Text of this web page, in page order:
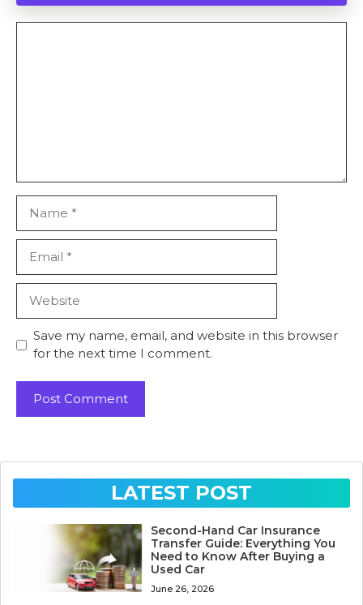
Save my name, email, and website in this browser
for the next time I comment.
LATEST POST
Second-Hand Car Insurance
Transfer Guide: Everything You
Need to Know After Buying a
Used Car
June 26, 2026